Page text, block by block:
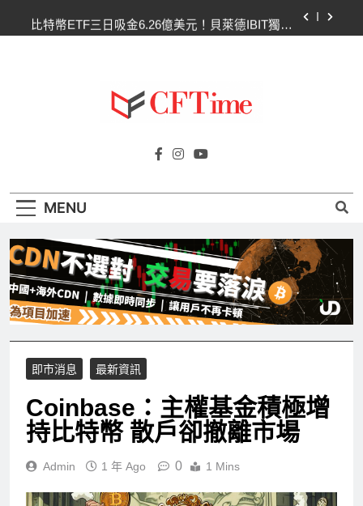
比特幣ETF三日吸金6.26億美元！貝萊德IBIT獨佔
4.79億，華爾街重拾信心
以太幣區間壓縮！100日均線1,920成關鍵 期貨槓
桿比率逼近0.65
比特幣ETF三日吸金6.26億美元！貝萊德IBIT獨佔
CLARITY法案最後闖關！開發者免責與總統道德條
Cftime.io
AI（ChatGPT）、區塊鏈、NFT、加密貨
MENU
即市消息 最新資訊
Coinbase：主權基金積極增
持比特幣 散戶卻撤離市場
Admin 1 年 Ago 0 1 Mins